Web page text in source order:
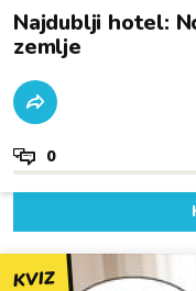
Najdublji hotel:
zemlje
0
KVIZ